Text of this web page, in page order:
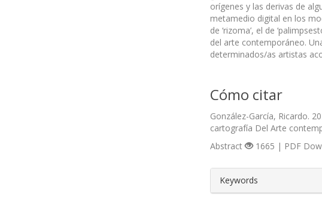
orígenes y las derivas de
metamedio digital en los
de ‘rizoma’, el de
del arte contemporáneo.
determinados/as artistas
Cómo citar
González-García, Ricardo.
cartografía Del Arte
Abstract 1665 | PDF
Keywords